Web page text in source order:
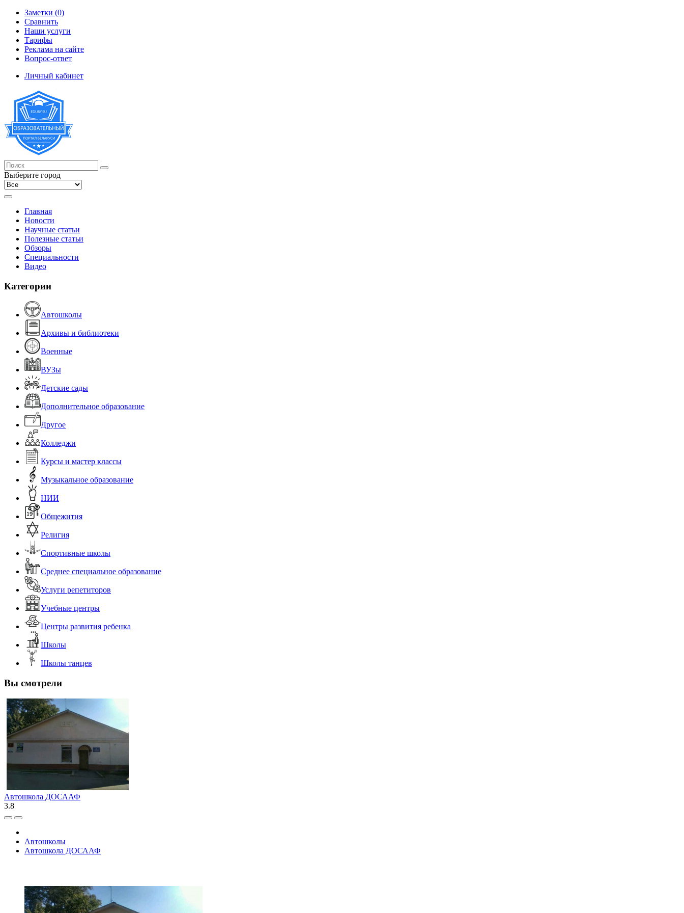
Заметки (0)
Сравнить
Наши услуги
Тарифы
Реклама на сайте
Вопрос-ответ
Личный кабинет
Выберите город
Главная
Новости
Научные статьи
Полезные статьи
Обзоры
Специальности
Видео
Категории
Автошколы
Архивы и библиотеки
Военные
ВУЗы
Детские сады
Дополнительное образование
Другое
Колледжи
Курсы и мастер классы
Музыкальное образование
НИИ
Общежития
Религия
Спортивные школы
Среднее специальное образование
Услуги репетиторов
Учебные центры
Центры развития ребенка
Школы
Школы танцев
Вы смотрели
Автошкола ДОСААФ
3.8
Автошколы
Автошкола ДОСААФ